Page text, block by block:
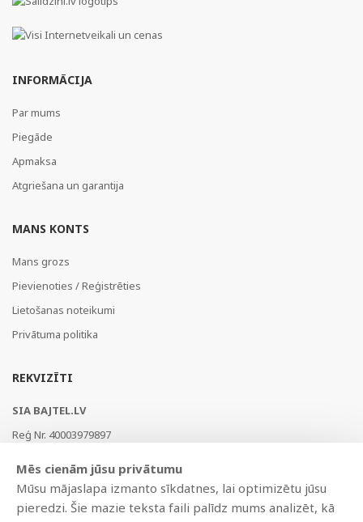
INFORMĀCIJA
Par mums
Piegāde
Apmaksa
Atgriešana un garantija
MANS KONTS
Mans grozs
Pievienoties / Reģistrēties
Lietošanas noteikumi
Privātuma politika
REKVIZĪTI
SIA BAJTEL.LV
Reģ Nr. 40003979897
AS Swedbank, HABALV22
LV53HABA0551019240274
Mēs cienām jūsu privātumu
Mūsu mājaslapa izmanto sīkdatnes, lai optimizētu jūsu
pieredzi. Šie mazie teksta faili palīdz mums analizēt, kā